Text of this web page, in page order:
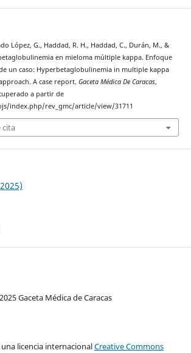
López, G., Haddad, R. H., Haddad, C., Durán, M., &
en mieloma múltiple kappa. Enfoque
un caso: Hyperbetaglobulinemia in multiple kappa
A case report. Gaceta Médica De Caracas,
a partir de
index.php/rev_gmc/article/view/31711
cita
Gaceta Médica de Caracas
licencia internacionalCreative Commons